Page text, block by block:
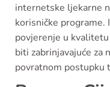
internetske ljekarne
korisničke programe.
povjerenje u
biti zabrinjavajuće za
povratnom postupku